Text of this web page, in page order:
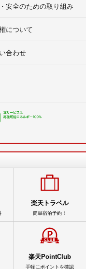
安全のための取り組み
について
合わせ
楽天トラベル
簡単宿泊予約！
楽天PointClub
手軽にポイントを確認